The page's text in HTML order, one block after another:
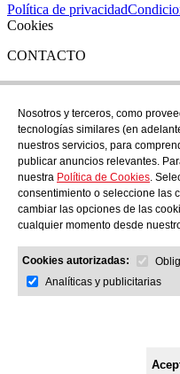
Política de privacidad
Cookies
CONTACTO
Si tienes cualquier duda
TEL: +34 972 21 30 04
EMAIL:
SÍGUENOS EN
Instagram
Financiado
Nosotros y terceros, como
tecnologías similares (en
nuestros servicios, para
publicar anuncios relevantes.
nuestra Política de Cookies.
consentimiento o seleccione las
cambiar las opciones de las
cualquier momento desde
Cookies autorizadas:
Analíticas y publicitarias